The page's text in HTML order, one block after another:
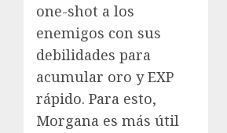
one-shot a los
enemigos con sus
debilidades para
acumular oro y EXP
rápido. Para esto,
Morgana es más útil